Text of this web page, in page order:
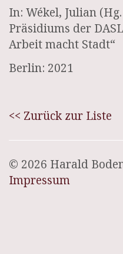
In: Wékel, Julian
Präsidiums der
Arbeit macht Stadt“
Berlin: 2021
<< Zurück zur Liste
© 2026 Harald
Impressum